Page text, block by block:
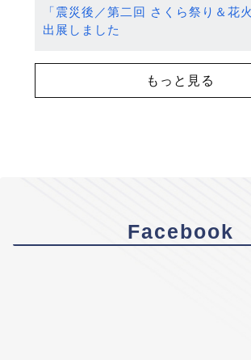
「震災後／第二回 さくら祭り＆花
出展しました
もっと見る
Facebook